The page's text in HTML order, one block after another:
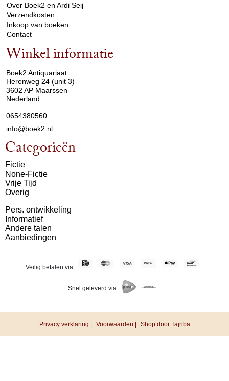
Over Boek2 en Ardi Seij
Verzendkosten
Inkoop van boeken
Contact
Winkel informatie
Boek2 Antiquariaat
Herenweg 24 (unit 3)
3602 AP Maarssen
Nederland
0654380560
info@boek2.nl
Categorieën
Fictie
None-Fictie
Vrije Tijd
Overig
Pers. ontwikkeling
Informatief
Andere talen
Aanbiedingen
Veilig betalen via
Snel geleverd via
Privacy verklaring | Voorwaarden | Shop door Tajriba